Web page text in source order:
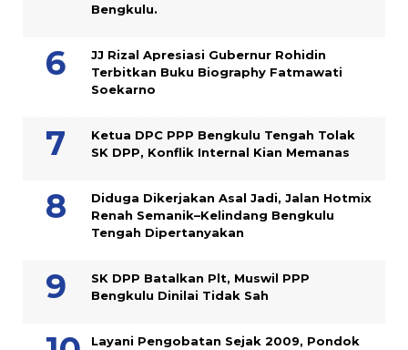
Bengkulu.
JJ Rizal Apresiasi Gubernur Rohidin
Terbitkan Buku Biography Fatmawati
Soekarno
Ketua DPC PPP Bengkulu Tengah Tolak
SK DPP, Konflik Internal Kian Memanas
Diduga Dikerjakan Asal Jadi, Jalan Hotmix
Renah Semanik–Kelindang Bengkulu
Tengah Dipertanyakan
SK DPP Batalkan Plt, Muswil PPP
Bengkulu Dinilai Tidak Sah
Layani Pengobatan Sejak 2009, Pondok